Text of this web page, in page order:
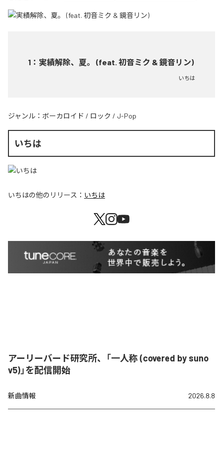
1 ： 実績解除、夏。 (feat. 初音ミク & 鏡音リン)
いちは
ジャンル： ボーカロイド / ロック / J-Pop
いちは
いちはの他のリリース： いちは
アーリーバード研究所、「一人称 (covered by suno
v5)」を配信開始
新曲情報 2026.8.8